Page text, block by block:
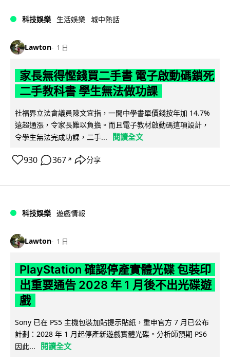
科技娛樂 生活娛樂 城中熱話
Lawton 1 日
家長無得慳錢買二手書 電子啟動碼鎖死
二手教科書 學生無法做功課
社福界立法會議員陳文宜指，一間中學書單價錢按年加 14.7%
遠超通漲，令家長難以負擔。而且電子教材啟動碼這項設計，
令學生無法完成功課，二手...
閱讀全文
930 367 ↗ 分享
科技娛樂 遊戲情報
Lawton 1 日
PlayStation 確認停產實體光碟 包裝印
出重要通告 2028 年 1 月後不出光碟遊
戲
Sony 已在 PS5 主機包裝加貼提示貼紙，重申官方 7 月已公布
計劃：2028 年 1 月起停產新遊戲實體光碟。分析師預期 PS6
因此...
閱讀全文